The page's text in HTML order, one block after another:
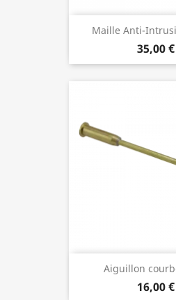
Maille Anti-
35,00 €
Aiguillon
16,00 €